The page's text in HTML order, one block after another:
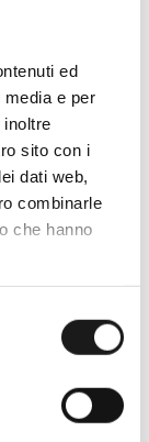
ed
e per
sito con i
dati web,
combinarle
che hanno